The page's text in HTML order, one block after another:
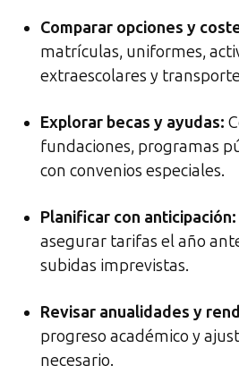
Comparar opciones y
matrículas, uniformes,
extraescolares y
Explorar becas y ayudas:
fundaciones, programas
con convenios especiales.
Planificar con anticipación:
asegurar tarifas el año
subidas imprevistas.
Revisar anualidades y
progreso académico y
necesario.